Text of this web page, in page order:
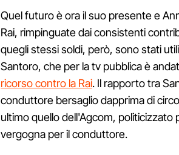
Quel futuro è ora il suo presente e
Rai, rimpinguate dai consistenti
quegli stessi soldi, però, sono stati
Santoro, che per la tv pubblica è
ricorso contro la Rai. Il rapporto tra
conduttore bersaglio dapprima di
ultimo quello dell'Agcom,
vergogna per il conduttore.